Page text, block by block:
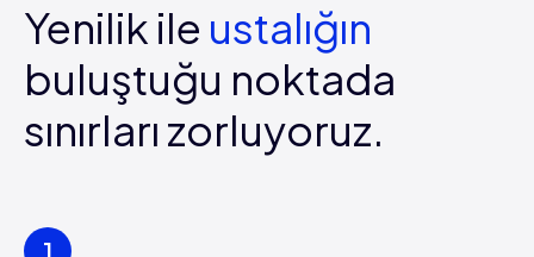
Yenilik ile ustalığın
buluştuğu noktada
sınırları zorluyoruz.